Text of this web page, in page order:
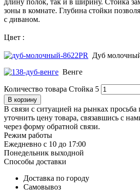
длину полок, так и в ширину. Стойка
зоны в комнате. Глубина стойки
с диваном.
Цвет :
Дуб
Венге
Количество товара Стойка 5
В корзину
В связи с ситуацией на рынках просьба
уточнить цену товара, связавшись с
через форму обратной связи.
Режим работы
Ежедневно с 10 до 17:00
Понедельник выходной
Способы доставки
Доставка по городу
Самовывоз